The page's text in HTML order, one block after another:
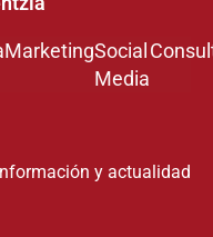
MarketingSocial
Media
y actualidad